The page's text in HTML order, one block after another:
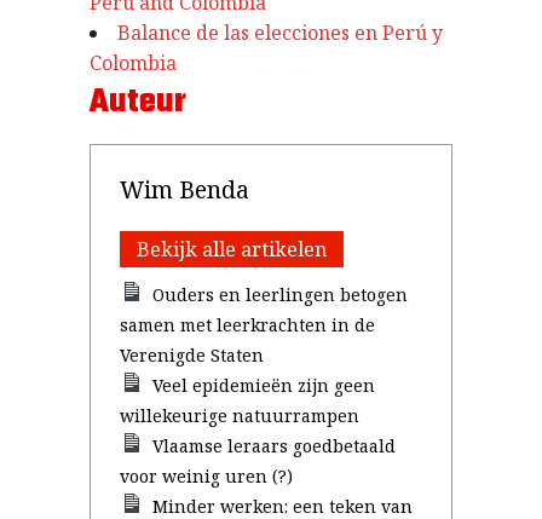
Balance de las elecciones en Perú y
Colombia
Auteur
Wim Benda
Bekijk alle artikelen
Ouders en leerlingen betogen
samen met leerkrachten in de
Verenigde Staten
Veel epidemieën zijn geen
willekeurige natuurrampen
Vlaamse leraars goedbetaald
voor weinig uren (?)
Minder werken: een teken van